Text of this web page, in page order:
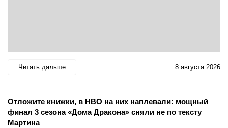
Читать дальше 8 августа 2026
Отложите книжки, в HBO на них наплевали: мощный
финал 3 сезона «Дома Дракона» сняли не по тексту
Мартина